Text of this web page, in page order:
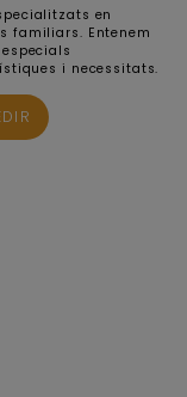
en
familiars. Entenem
i necessitats.